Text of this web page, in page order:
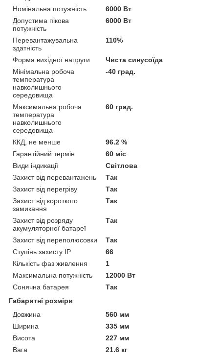
Номінальна потужність
6000 Вт
Допустима пікова
потужність
6000 Вт
Перевантажувальна
здатність
110%
Форма вихідної напруги
Чиста синусоїда
Мінімальна робоча
температура
навколишнього
середовища
-40 град.
Максимальна робоча
температура
навколишнього
середовища
60 град.
ККД, не менше
96.2 %
Гарантійний термін
60 міс
Види індикації
Світлова
Захист від перевантажень
Так
Захист від перегріву
Так
Захист від короткого
замикання
Так
Захист від розряду
акумуляторної батареї
Так
Захист від переполюсовки
Так
Ступінь захисту IP
66
Кількість фаз живлення
1
Максимальна потужність
12000 Вт
Сонячна батарея
Так
Габаритні розміри
Довжина
560 мм
Ширина
335 мм
Висота
227 мм
Вага
21.6 кг